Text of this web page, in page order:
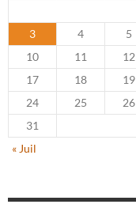
3
4 5
10
11 12
17
18 19
24
25 26
31
« Juil